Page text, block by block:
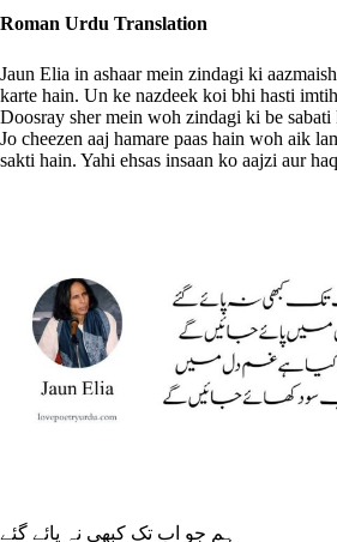
Roman Urdu Translation
Jaun Elia in ashaar mein zindagi ki
karte hain. Un ke nazdeek koi bhi hasti
Doosray sher mein woh zindagi ki be sabati
Jo cheezen aaj hamare paas hain woh aik
sakti hain. Yahi ehsas insaan ko aajzi aur
ہم جو اب تک کبھی نہ پائے گئے